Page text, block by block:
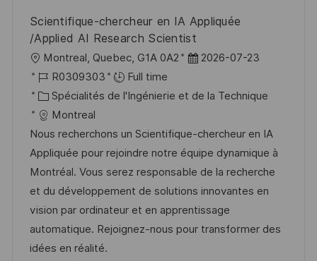
n
h
u
p
s
e
Scientifique-chercheur en IA Appliquée
/Applied AI Research Scientist
o
c
a
l
i
s
a
t
i
o
Montreal, Quebec, G1A 0A2
D
t
d
’
a
f
f
i
2026-07-23
R
é
f
é
r
e
n
c
e
d
R0309303
Full time
C
a
t
é
g
o
r
i
e
Spécialités de l'Ingénierie et de la Technique
Montreal
Nous recherchons un Scientifique-chercheur en IA
Appliquée pour rejoindre notre équipe dynamique à
Montréal. Vous serez responsable de la recherche
et du développement de solutions innovantes en
vision par ordinateur et en apprentissage
automatique. Rejoignez-nous pour transformer des
idées en réalité.